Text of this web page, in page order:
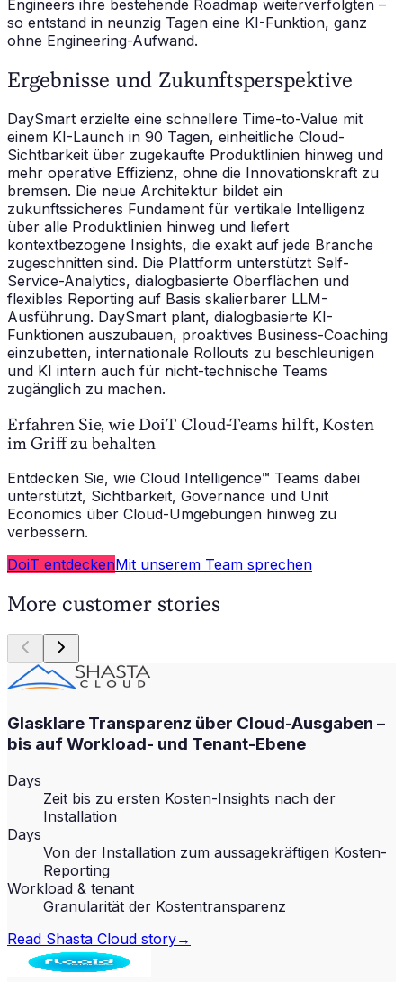
Engineers ihre bestehende Roadmap weiterverfolgten –
so entstand in neunzig Tagen eine KI-Funktion, ganz
ohne Engineering-Aufwand.
Ergebnisse und Zukunftsperspektive
DaySmart erzielte eine schnellere Time-to-Value mit
einem KI-Launch in 90 Tagen, einheitliche Cloud-
Sichtbarkeit über zugekaufte Produktlinien hinweg und
mehr operative Effizienz, ohne die Innovationskraft zu
bremsen. Die neue Architektur bildet ein
zukunftssicheres Fundament für vertikale Intelligenz
über alle Produktlinien hinweg und liefert
kontextbezogene Insights, die exakt auf jede Branche
zugeschnitten sind. Die Plattform unterstützt Self-
Service-Analytics, dialogbasierte Oberflächen und
flexibles Reporting auf Basis skalierbarer LLM-
Ausführung. DaySmart plant, dialogbasierte KI-
Funktionen auszubauen, proaktives Business-Coaching
einzubetten, internationale Rollouts zu beschleunigen
und KI intern auch für nicht-technische Teams
zugänglich zu machen.
Erfahren Sie, wie DoiT Cloud-Teams hilft, Kosten
im Griff zu behalten
Entdecken Sie, wie Cloud Intelligence™ Teams dabei
unterstützt, Sichtbarkeit, Governance und Unit
Economics über Cloud-Umgebungen hinweg zu
verbessern.
DoiT entdeckenMit unserem Team sprechen
More customer stories
Glasklare Transparenz über Cloud-Ausgaben –
bis auf Workload- und Tenant-Ebene
Days
Zeit bis zu ersten Kosten-Insights nach der
Installation
Days
Von der Installation zum aussagekräftigen Kosten-
Reporting
Workload & tenant
Granularität der Kostentransparenz
Read Shasta Cloud story→